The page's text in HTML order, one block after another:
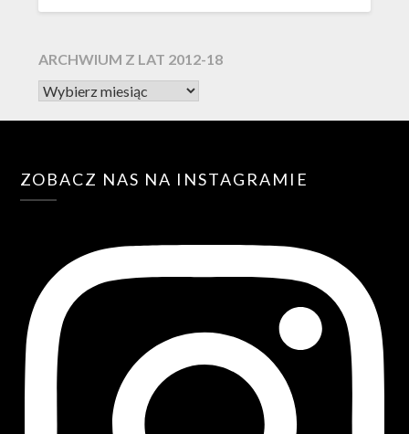
ARCHWIUM Z LAT 2012-18
ZOBACZ NAS NA INSTAGRAMIE